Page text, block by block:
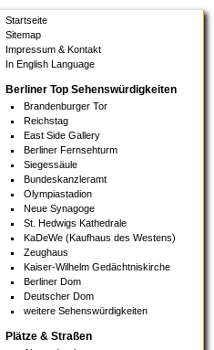
Startseite
Sitemap
Impressum & Kontakt
In English Language
Berliner Top Sehenswürdigkeiten
Brandenburger Tor
Reichstag
East Side Gallery
Berliner Fernsehturm
Siegessäule
Bundeskanzleramt
Olympiastadion
Neue Synagoge
St. Hedwigs Kathedrale
KaDeWe (Kaufhaus des Westens)
Zeughaus
Kaiser-Wilhelm Gedächtniskirche
Berliner Dom
Deutscher Dom
weitere Sehenswürdigkeiten
Plätze & Straßen